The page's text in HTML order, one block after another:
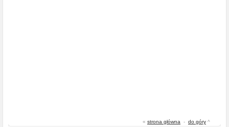
« strona główna - do góry ^